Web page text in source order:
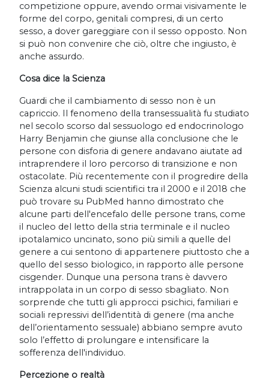
competizione oppure, avendo ormai visivamente le
forme del corpo, genitali compresi, di un certo
sesso, a dover gareggiare con il sesso opposto. Non
si può non convenire che ciò, oltre che ingiusto, è
anche assurdo.
Cosa dice la Scienza
Guardi che il cambiamento di sesso non è un
capriccio. Il fenomeno della transessualità fu studiato
nel secolo scorso dal sessuologo ed endocrinologo
Harry Benjamin che giunse alla conclusione che le
persone con disforia di genere andavano aiutate ad
intraprendere il loro percorso di transizione e non
ostacolate. Più recentemente con il progredire della
Scienza alcuni studi scientifici tra il 2000 e il 2018 che
può trovare su PubMed hanno dimostrato che
alcune parti dell'encefalo delle persone trans, come
il nucleo del letto della stria terminale e il nucleo
ipotalamico uncinato, sono più simili a quelle del
genere a cui sentono di appartenere piuttosto che a
quello del sesso biologico, in rapporto alle persone
cisgender. Dunque una persona trans è davvero
intrappolata in un corpo di sesso sbagliato. Non
sorprende che tutti gli approcci psichici, familiari e
sociali repressivi dell’identità di genere (ma anche
dell’orientamento sessuale) abbiano sempre avuto
solo l’effetto di prolungare e intensificare la
sofferenza dell'individuo.
Percezione o realtà